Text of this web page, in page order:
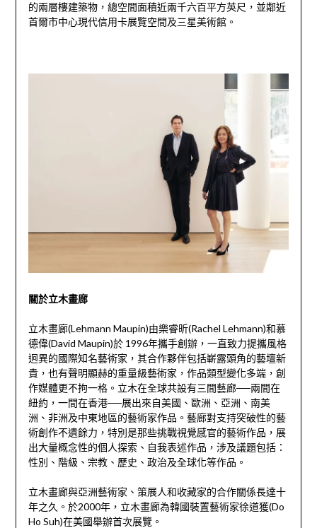
的兩層樓建築物，總空間面積近兩千六百平方英尺，並鄰近
首爾市中心現代信用卡展覽空間及三星美術館。
關於立木畫廊
立木畫廊(Lehmann Maupin)由樂睿昕(Rachel Lehmann)和慕
德偉(David Maupin)於 1996年攜手創辦，一直致力提攜風格
迥異的國際知名藝術家，其合作夥伴包括嶄露頭角的藝壇新
貴，也有聲明顯赫的重量級藝術家，作品類型變化多端，創
作媒體更不拘一格。立木在全球共設有三間藝廊──兩間在
紐約，一間在香港──展出來自美國、歐洲、亞洲、南美
洲、非洲及中東地區的藝術家作品。藝廊對支持突破性的藝
術創作不遺餘力，特別是那些挑戰視覺感官的藝術作品，展
出大量概念性的個人探索、自我表述作品，涉及議題包括：
性別、階級、宗教、歷史、政治及全球化等作品。
立木畫廊與亞洲藝術家、策展人和收藏家的合作關係長達十
年之久。於2000年，立木畫廊為韓國裝置藝術家徐道獲(Do
Ho Suh)在美國舉辦首次展覽。